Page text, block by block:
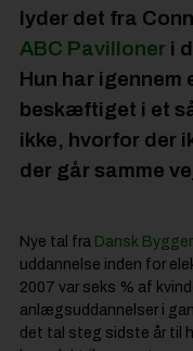
lyder det fra
ABC Pavilloner i
Hun har
beskæftiget i et
ikke, hvorfor der
der går samme
Nye tal fra Dansk
uddannelse inden for
2007 var seks % af
anlægsuddannelser i
det tal steg sidste år til